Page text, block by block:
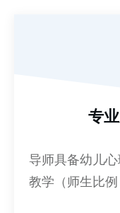
专
导师具备幼儿
教学（师生比例